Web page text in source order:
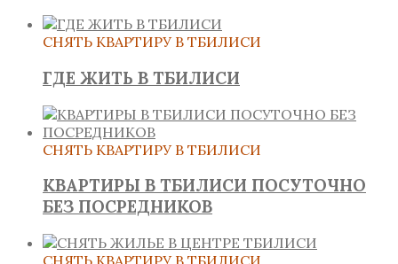
СНЯТЬ КВАРТИРУ В ТБИЛИСИ
ГДЕ ЖИТЬ В ТБИЛИСИ
СНЯТЬ КВАРТИРУ В ТБИЛИСИ
КВАРТИРЫ В ТБИЛИСИ ПОСУТОЧНО
БЕЗ ПОСРЕДНИКОВ